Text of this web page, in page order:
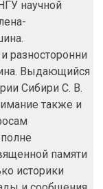
научной
разносторонни
Выдающийся
Сибири С. В.
также и
памяти
историки